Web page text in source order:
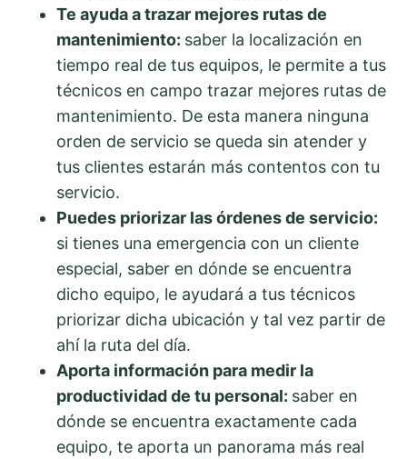
Te ayuda a trazar mejores rutas de
mantenimiento: saber la localización en
tiempo real de tus equipos, le permite a tus
técnicos en campo trazar mejores rutas de
mantenimiento. De esta manera ninguna
orden de servicio se queda sin atender y
tus clientes estarán más contentos con tu
servicio.
Puedes priorizar las órdenes de servicio:
si tienes una emergencia con un cliente
especial, saber en dónde se encuentra
dicho equipo, le ayudará a tus técnicos
priorizar dicha ubicación y tal vez partir de
ahí la ruta del día.
Aporta información para medir la
productividad de tu personal: saber en
dónde se encuentra exactamente cada
equipo, te aporta un panorama más real